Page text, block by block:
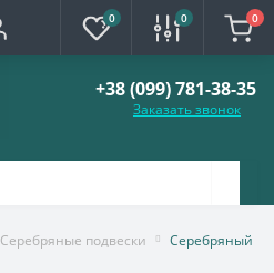
0 0 0
+38 (099) 781-38-35
Заказать звонок
Серебряные подвески Серебряный